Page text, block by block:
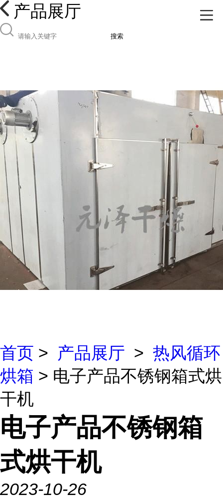
产品展厅
搜索
首页 > 产品展厅 > 热风循环
烘箱 > 电子产品不锈钢箱式烘
干机
电子产品不锈钢箱
式烘干机
2023-10-26